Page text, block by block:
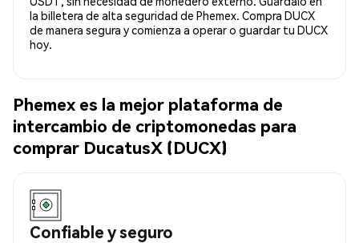
la billetera de alta seguridad de Phemex. Compra DUCX
de manera segura y comienza a operar o guardar tu DUCX
hoy.
Phemex es la mejor plataforma de
intercambio de criptomonedas para
comprar DucatusX (DUCX)
Confiable y seguro